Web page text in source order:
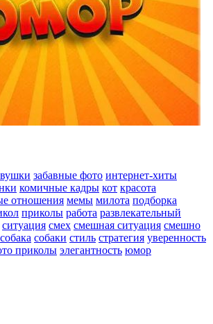
забавные фото интернет‑хиты
комичные кадры кот красота
отношения мемы милота подборка
приколы работа развлекательный
ситуация смех смешная ситуация смешно
собака собаки стиль стратегия уверенность
приколы элегантность юмор